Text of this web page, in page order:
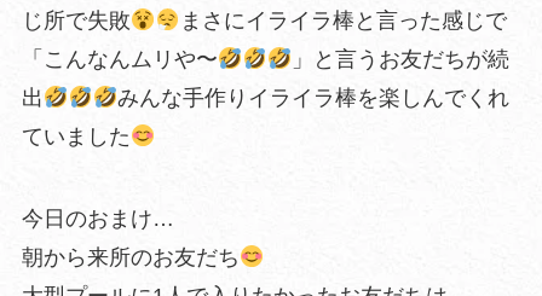
じ所で失敗
まさにイライラ棒と言った感じで
「こんなんムリや〜
」と言うお友だちが続
出
みんな手作りイライラ棒を楽しんでくれ
ていました
今日のおまけ…
朝から来所のお友だち